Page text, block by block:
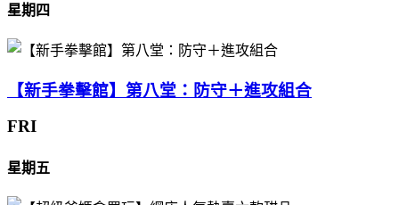
星期四
【新手拳擊館】第八堂：防守＋進攻組合
FRI
星期五